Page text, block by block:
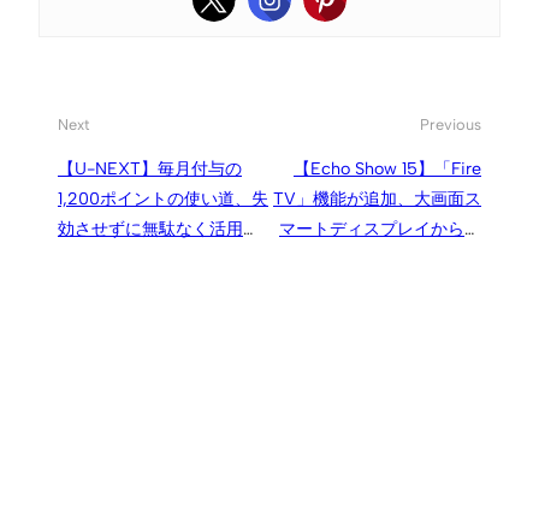
Next
【U-NEXT】毎月付与の
1,200ポイントの使い道、失
効させずに無駄なく活用し
Previous
【Echo Show 15】「Fire
TV」機能が追加、大画面ス
マートディスプレイからよ